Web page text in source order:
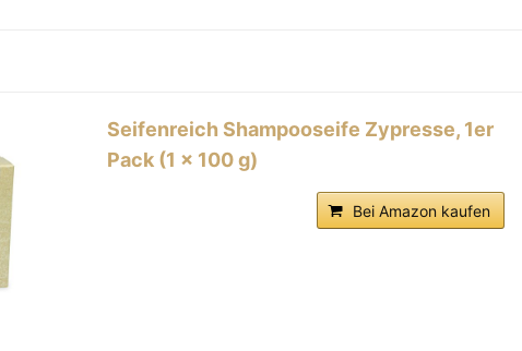
Seifenreich Shampooseife Zypresse, 1er
Pack (1 x 100 g)
Bei Amazon kaufen